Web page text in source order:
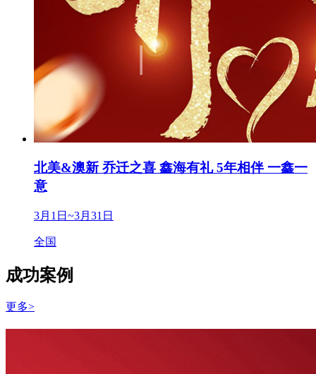
北美&澳新 乔迁之喜 鑫海有礼 5年相伴 一鑫一
意
3月1日~3月31日
全国
成功案例
更多>